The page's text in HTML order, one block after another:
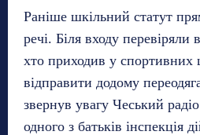
Раніше шкільний статут
речі. Біля входу перевіряли
хто приходив у спортивних
відправити додому
звернув увагу Чеський
одного з батьків інспекція